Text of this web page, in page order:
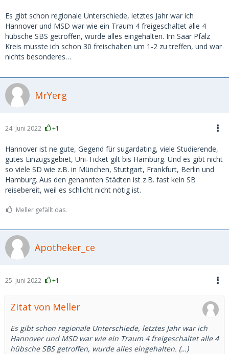
Es gibt schon regionale Unterschiede, letztes Jahr war ich
Hannover und MSD war wie ein Traum 4 freigeschaltet alle 4
hübsche SBS getroffen, wurde alles eingehalten. Im Saar Pfalz
Kreis musste ich schon 30 freischalten um 1-2 zu treffen, und war
nichts besonderes…
MrYerg
24. Juni 2022 +1
Hannover ist ne gute, Gegend für sugardating, viele Studierende,
gutes Einzugsgebiet, Uni-Ticket gilt bis Hamburg. Und es gibt nicht
so viele SD wie z.B. in München, Stuttgart, Frankfurt, Berlin und
Hamburg. Aus den genannten Städten ist z.B. fast kein SB
reisebereit, weil es schlicht nicht nötig ist.
Meller gefällt das.
Apotheker_ce
25. Juni 2022 +1
Zitat von Meller
Es gibt schon regionale Unterschiede, letztes Jahr war ich
Hannover und MSD war wie ein Traum 4 freigeschaltet alle 4
hübsche SBS getroffen, wurde alles eingehalten. (…)